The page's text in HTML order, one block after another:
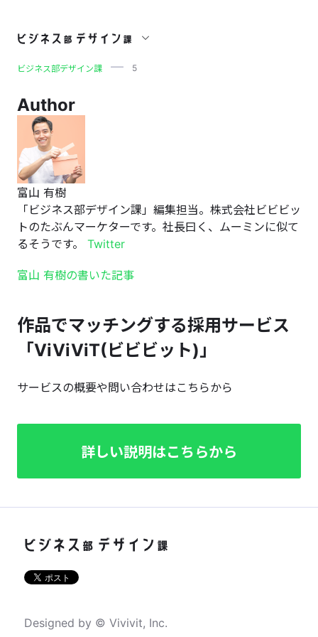
5
ビジネス部デザイン課 5
Author
富山 有樹
「ビジネス部デザイン課」編集担当。株式会社ビビビッ
トのたぶんマーケターです。社長曰く、ムーミンに似て
るそうです。 Twitter
富山 有樹の書いた記事
作品でマッチングする採用サービス
「ViViViT(ビビビット)」
サービスの概要や問い合わせはこちらから
詳しい説明はこちらから
Designed by © Vivivit, Inc.